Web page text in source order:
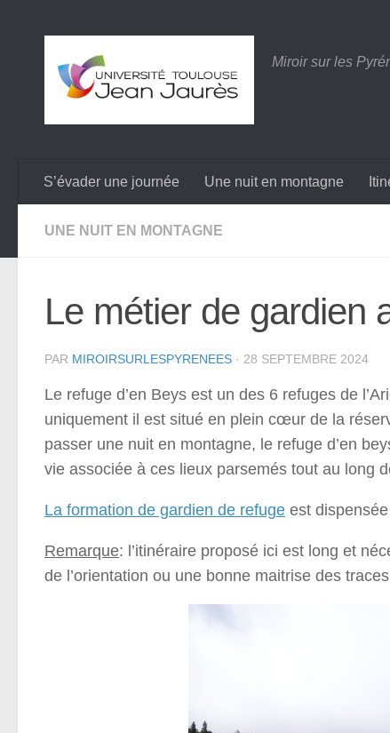
Miroir sur les
S’évader une journée Une nuit en montagne
UNE NUIT EN MONTAGNE
Le métier de gardien
PAR MIROIRSURLESPYRENEES · 28 SEPTEMBRE 2024
Le refuge d’en Beys est un des 6 refuges de
uniquement il est situé en plein cœur de la
passer une nuit en montagne, le refuge d’en
vie associée à ces lieux parsemés tout au long
La formation de gardien de refuge est
Remarque: l’itinéraire proposé ici est long et
de l’orientation ou une bonne maitrise des